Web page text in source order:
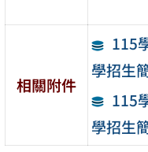
相關附件
115
學招生
115
學招生